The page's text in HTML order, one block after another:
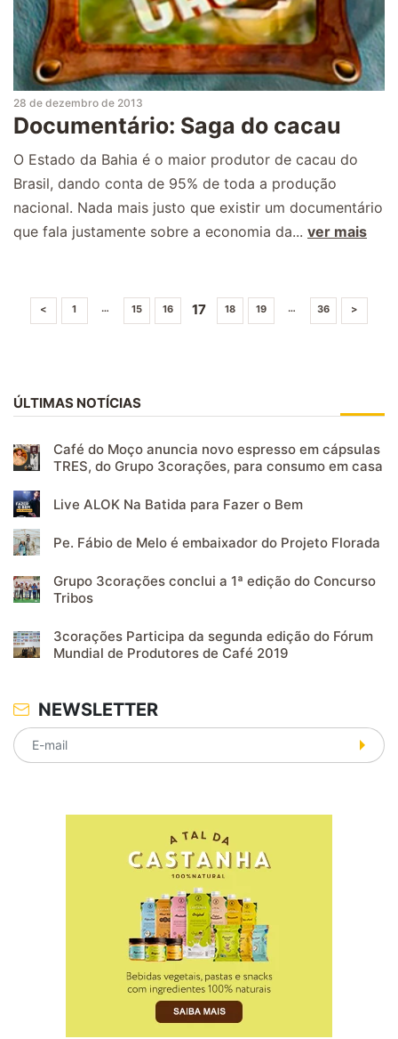
28 de dezembro de 2013
Documentário: Saga do cacau
O Estado da Bahia é o maior produtor de cacau do
Brasil, dando conta de 95% de toda a produção
nacional. Nada mais justo que existir um documentário
que fala justamente sobre a economia da... ver mais
< 1 … 15 16 17 18 19 … 36 >
ÚLTIMAS NOTÍCIAS
Café do Moço anuncia novo espresso em cápsulas
TRES, do Grupo 3corações, para consumo em casa
Live ALOK Na Batida para Fazer o Bem
Pe. Fábio de Melo é embaixador do Projeto Florada
Grupo 3corações conclui a 1ª edição do Concurso
Tribos
3corações Participa da segunda edição do Fórum
Mundial de Produtores de Café 2019
NEWSLETTER